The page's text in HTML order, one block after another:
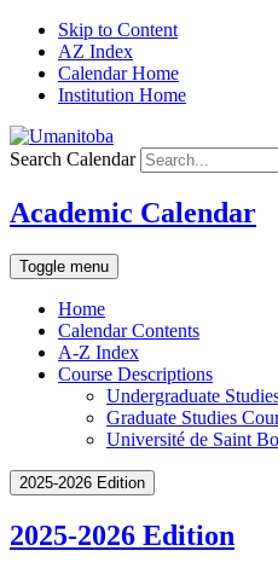
Skip to Content
AZ Index
Calendar Home
Institution Home
Search Calendar
Academic Calendar
Toggle menu
Home
Calendar Contents
A-Z Index
Course Descriptions
Undergraduate
Graduate Studies
Université de Saint
2025-2026 Edition
2025-2026 Edition